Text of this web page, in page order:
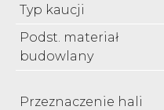
Typ kaucji
Podst. materiał
budowlany
Przeznaczenie hali